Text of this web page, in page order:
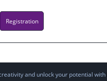
Registration
and unlock your potential